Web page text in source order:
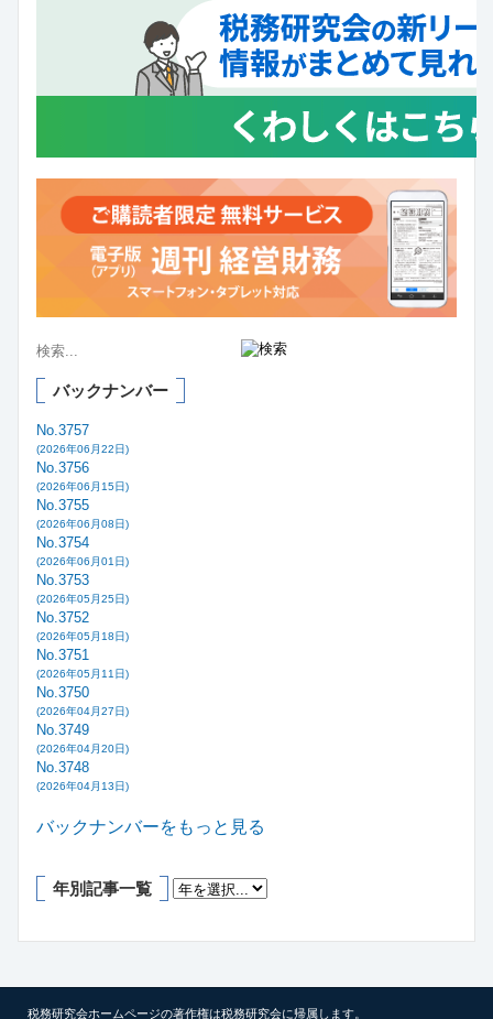
バックナンバー
No.3757
(2026年06月22日)
No.3756
(2026年06月15日)
No.3755
(2026年06月08日)
No.3754
(2026年06月01日)
No.3753
(2026年05月25日)
No.3752
(2026年05月18日)
No.3751
(2026年05月11日)
No.3750
(2026年04月27日)
No.3749
(2026年04月20日)
No.3748
(2026年04月13日)
バックナンバーをもっと見る
年別記事一覧
税務研究会ホームページの著作権は税務研究会に帰属します。